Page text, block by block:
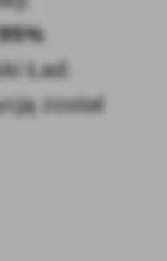
Ład.
został